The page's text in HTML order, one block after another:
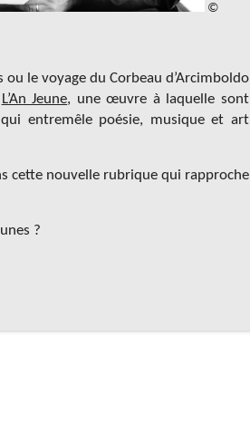
©
ou le voyage du Corbeau d’Arcimboldo
L’An Jeune, une œuvre à laquelle sont
entremêle poésie, musique et art
cette nouvelle rubrique qui rapproche
?